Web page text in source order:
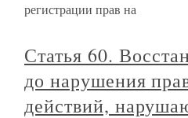
регистрации прав на
Статья 60.
до нарушения
действий,